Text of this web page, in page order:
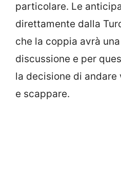
particolare. Le
direttamente dalla
che la coppia avrà
discussione e per
la decisione di andare
e scappare.